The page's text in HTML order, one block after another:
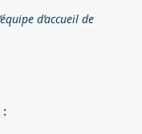
d’accueil de